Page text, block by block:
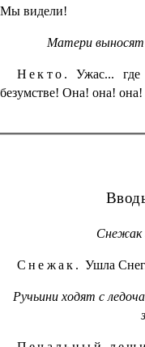
Мы видели!
Матери выносят
Некто. Ужас...
безумстве! Она! она! она!
Снежак
Снежак.Ушла
Ручьини ходят с